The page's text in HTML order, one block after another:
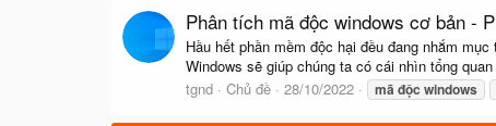
Phân tích mã độc windows cơ bản -
Hầu hết phần mềm độc hại đều đang nhắm
Windows sẽ giúp chúng ta có cái nhìn tổng
tgnd
Chủ đề 28/10/2022 mã độc windows